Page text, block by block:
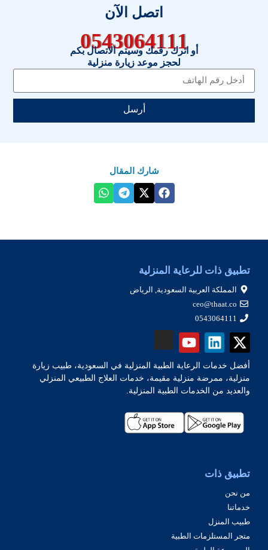
اتصل الآن
0543064111
أو اترك رقمك وسيتم الاتصال بكم
لحجز موعد زيارة منزلية
أرسل
شارك المقال
تطبيق ذات للرعاية المنزلية
المملكة العربية السعودية, الرياض
ceo@thaat.co
0543064111
أفضل خدمات الرعاية الطبية المنزلية في السعودية، طبيب زيارة
منزلية، ممرضة منزلية مقيمة، خدمات العلاج الطبيعي المنزلي
والعديد من الخدمات الطبية المنزلية.
تطبيق ذات
من نحن
خدماتنا
طبيب المنزل
متجر المستلزمات الطبية